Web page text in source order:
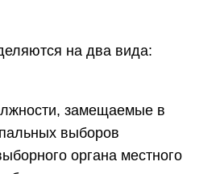
на два вида:
замещаемые в
выборов
органа местного